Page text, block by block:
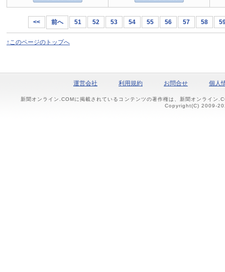
<< 前へ 51 52 53 54 55 56 57 58
↑このページのトップへ
運営会社 利用規約 お問合せ 個人
新聞オンライン.COMに掲載されているコンテンツの著作権は、新聞オンライン
Copyright(C) 2009-